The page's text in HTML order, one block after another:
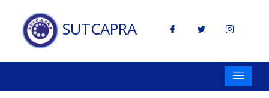
SUTCAPRA